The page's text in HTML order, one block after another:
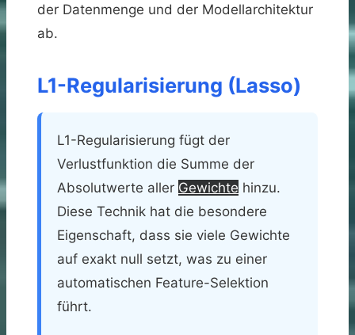
der Datenmenge und der Modellarchitektur
ab.
L1-Regularisierung (Lasso)
L1-Regularisierung fügt der
Verlustfunktion die Summe der
Absolutwerte aller Gewichte hinzu.
Diese Technik hat die besondere
Eigenschaft, dass sie viele Gewichte
auf exakt null setzt, was zu einer
automatischen Feature-Selektion
führt.